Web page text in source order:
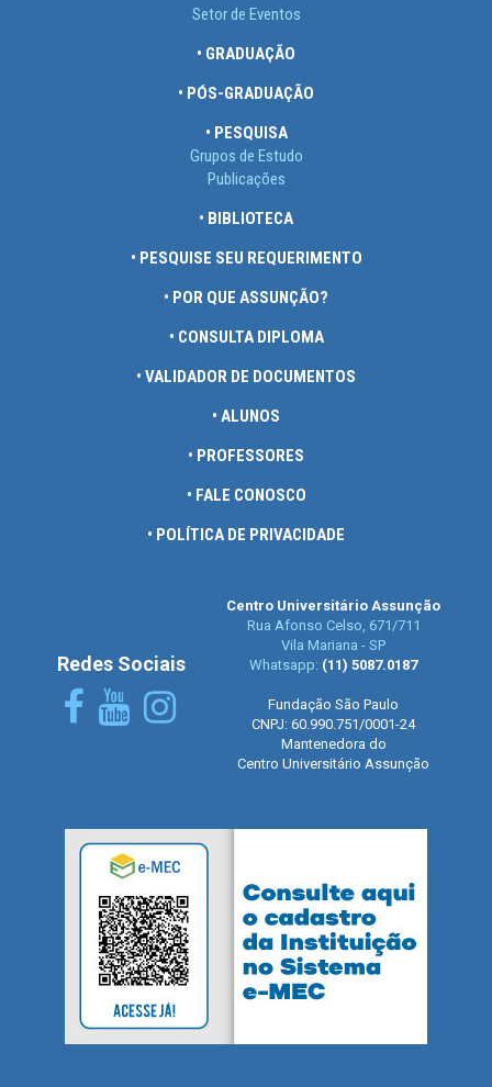
Setor de Eventos
• GRADUAÇÃO
• PÓS-GRADUAÇÃO
• PESQUISA
Grupos de Estudo
Publicações
• BIBLIOTECA
• PESQUISE SEU REQUERIMENTO
• POR QUE ASSUNÇÃO?
• CONSULTA DIPLOMA
• VALIDADOR DE DOCUMENTOS
• ALUNOS
• PROFESSORES
• FALE CONOSCO
• POLÍTICA DE PRIVACIDADE
Redes Sociais
Centro Universitário Assunção
Rua Afonso Celso, 671/711
Vila Mariana - SP
Whatsapp: (11) 5087.0187
Fundação São Paulo
CNPJ: 60.990.751/0001-24
Mantenedora do
Centro Universitário Assunção